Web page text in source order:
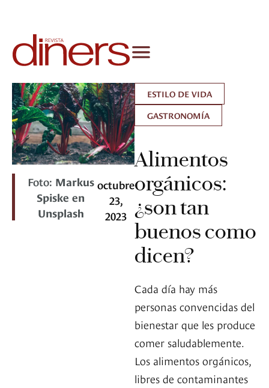
Foto: Markus
Spiske en
Unsplash
octubre
23,
2023
ESTILO DE VIDA
GASTRONOMÍA
Alimentos
orgánicos:
¿son tan
buenos como
dicen?
Cada día hay más
personas convencidas del
bienestar que les produce
comer saludablemente.
Los alimentos orgánicos,
libres de contaminantes